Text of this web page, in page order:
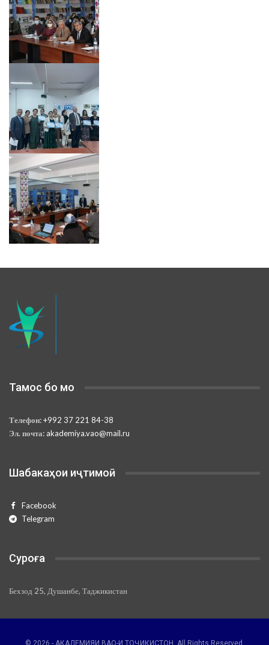
Тамос бо мо
Телефон:+992 37 221 84-38
Эл. почта: akademiya.vao@mail.ru
Шабакаҳои иҷтимоӣ
Facebook
Telegram
Суроға
Бехзод 25, Душанбе, Таджикистан
© 2026 - АКАДЕМИЯИ ВАО-И ТОҶИКИСТОН. All Rights Reserved.